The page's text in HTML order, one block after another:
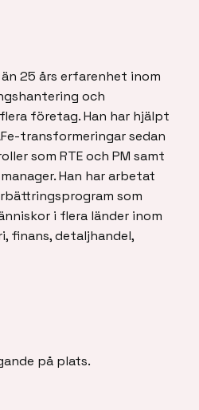
än 25 års erfarenhet inom
och
företag. Han har hjälpt
transformeringar sedan
som RTE och PM samt
Han har arbetat
som
i flera länder inom
finans, detaljhandel,
på plats.